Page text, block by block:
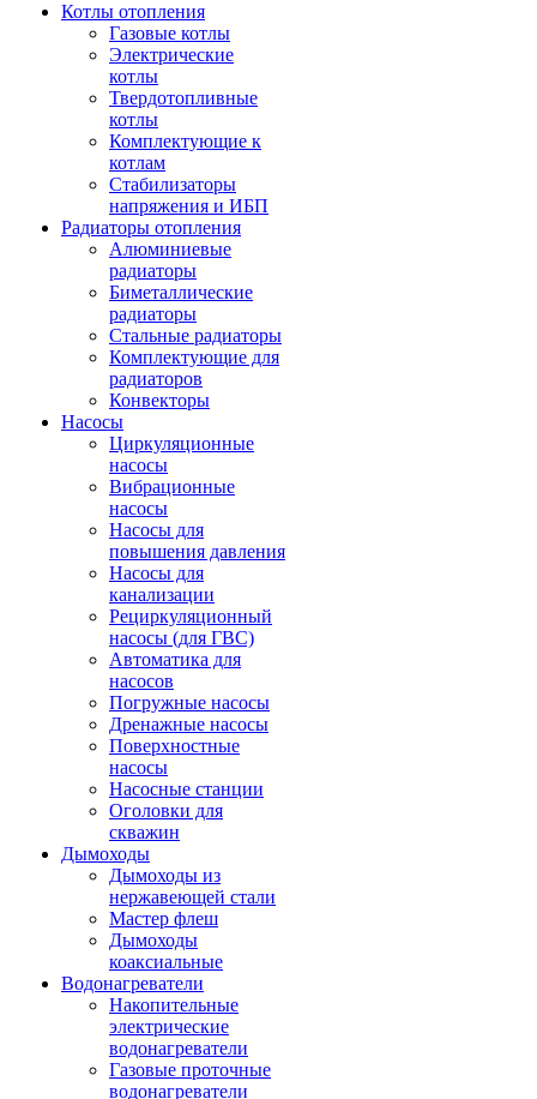
Котлы отопления
Газовые котлы
Электрические
котлы
Твердотопливные
котлы
Комплектующие к
котлам
Стабилизаторы
напряжения и ИБП
Радиаторы отопления
Алюминиевые
радиаторы
Биметаллические
радиаторы
Стальные радиаторы
Комплектующие для
радиаторов
Конвекторы
Насосы
Циркуляционные
насосы
Вибрационные
насосы
Насосы для
повышения давления
Насосы для
канализации
Рециркуляционный
насосы (для ГВС)
Автоматика для
насосов
Погружные насосы
Дренажные насосы
Поверхностные
насосы
Насосные станции
Оголовки для
скважин
Дымоходы
Дымоходы из
нержавеющей стали
Мастер флеш
Дымоходы
коаксиальные
Водонагреватели
Накопительные
электрические
водонагреватели
Газовые проточные
водонагреватели